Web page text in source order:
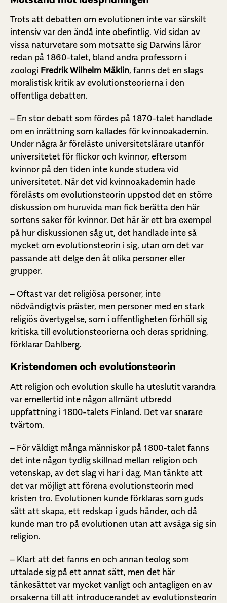
Trots att debatten om evolutionen inte var särskilt
intensiv var den ändå inte obefintlig. Vid sidan av
vissa naturvetare som motsatte sig Darwins läror
redan på 1860-talet, bland andra professorn i
zoologi Fredrik Wilhelm Mäklin, fanns det en slags
moralistisk kritik av evolutionsteorierna i den
offentliga debatten.
– En stor debatt som fördes på 1870-talet handlade
om en inrättning som kallades för kvinnoakademin.
Under några år föreläste universitetslärare utanför
universitetet för flickor och kvinnor, eftersom
kvinnor på den tiden inte kunde studera vid
universitetet. När det vid kvinnoakademin hade
förelästs om evolutionsteorin uppstod det en större
diskussion om huruvida man fick berätta den här
sortens saker för kvinnor. Det här är ett bra exempel
på hur diskussionen såg ut, det handlade inte så
mycket om evolutionsteorin i sig, utan om det var
passande att delge den åt olika personer eller
grupper.
– Oftast var det religiösa personer, inte
nödvändigtvis präster, men personer med en stark
religiös övertygelse, som i offentligheten förhöll sig
kritiska till evolutionsteorierna och deras spridning,
förklarar Dahlberg.
Kristendomen och evolutionsteorin
Att religion och evolution skulle ha uteslutit varandra
var emellertid inte någon allmänt utbredd
uppfattning i 1800-talets Finland. Det var snarare
tvärtom.
– För väldigt många människor på 1800-talet fanns
det inte någon tydlig skillnad mellan religion och
vetenskap, av det slag vi har i dag. Man tänkte att
det var möjligt att förena evolutionsteorin med
kristen tro. Evolutionen kunde förklaras som guds
sätt att skapa, ett redskap i guds händer, och då
kunde man tro på evolutionen utan att avsäga sig sin
religion.
– Klart att det fanns en och annan teolog som
uttalade sig på ett annat sätt, men det här
tänkesättet var mycket vanligt och antagligen en av
orsakerna till att introducerandet av evolutionsteorin